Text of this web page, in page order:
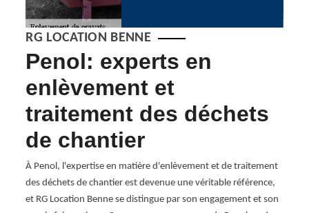
RG LOCATION BENNE
Penol: experts en
enlèvement et
traitement des déchets
de chantier
À Penol, l'expertise en matière d'enlèvement et de traitement
des déchets de chantier est devenue une véritable référence,
et RG Location Benne se distingue par son engagement et son